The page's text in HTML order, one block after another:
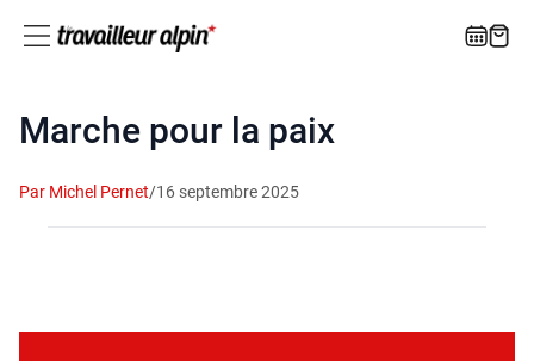
Marche pour la paix
Par Michel Pernet/16 septembre 2025